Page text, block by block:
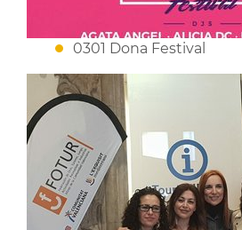
0301 Dona Festival